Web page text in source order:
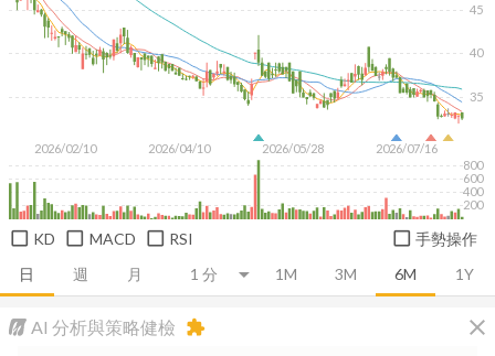
日 週 月 1M 3M 6M 1Y
2026/02/10 2026/04/10 2026/05/28 2026/07/16
35
40
45
200
400
600
800
KD MACD RSI 手勢操作
AI 分析與策略健檢 close
extension